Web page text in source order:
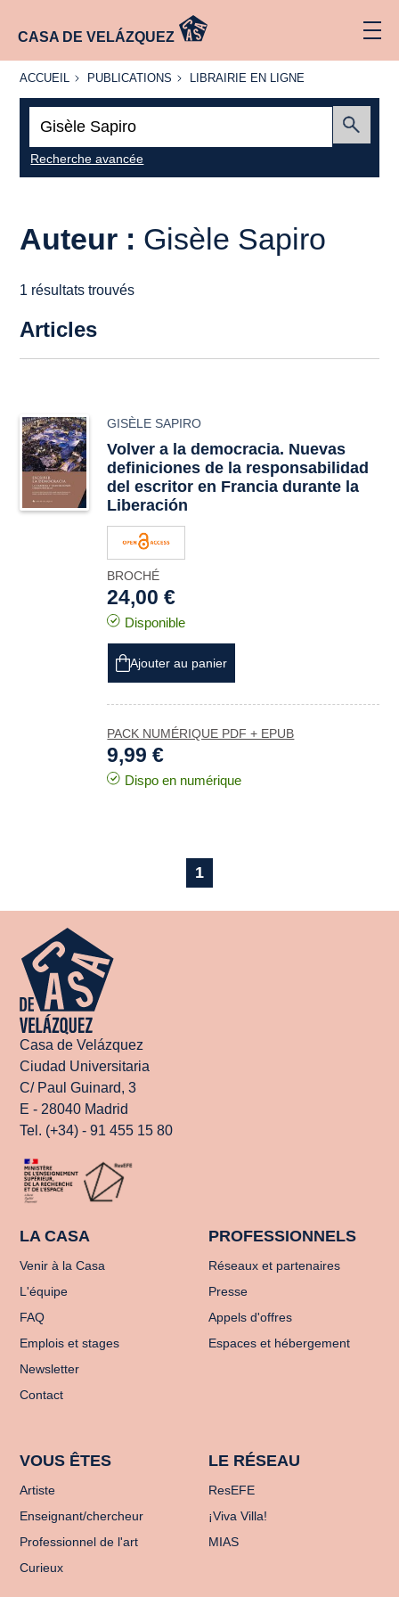
CASA DE VELÁZQUEZ
ACCUEIL
ACCUEIL PUBLICATIONS
PUBLICATIONS
LIBRAIRIE
LIBRAIRIE EN LIGNE
Recherche avancée
Auteur : Gisèle Sapiro
1 résultats trouvés
Articles
GISÈLE SAPIRO
Volver a la democracia. Nuevas
definiciones de la responsabilidad
del escritor en Francia durante la
Liberación
BROCHÉ
24,00 €
Disponible
Ajouter au panier
PACK NUMÉRIQUE PDF + EPUB
9,99 €
Dispo en numérique
1
Casa de Velázquez
Ciudad Universitaria
C/ Paul Guinard, 3
E - 28040 Madrid
Tel. (+34) - 91 455 15 80
LA CASA
Venir à la Casa
L'équipe
FAQ
Emplois et stages
Newsletter
Contact
PROFESSIONNELS
Réseaux et partenaires
Presse
Appels d'offres
Espaces et hébergement
VOUS ÊTES
Artiste
Enseignant/chercheur
Professionnel de l'art
Curieux
LE RÉSEAU
ResEFE
¡Viva Villa!
MIAS